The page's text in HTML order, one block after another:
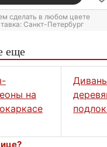
сделать в любом цвете
Санкт-Петербург
еще
на